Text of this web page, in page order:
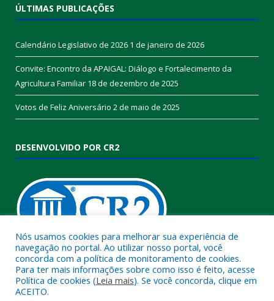
ÚLTIMAS PUBLICAÇÕES
Calendário Legislativo de 2026 1 de janeiro de 2026
Convite: Encontro da APAIGAL: Diálogo e Fortalecimento da
Agricultura Familiar 18 de dezembro de 2025
Votos de Feliz Aniversário 2 de maio de 2025
DESENVOLVIDO POR CR2
Muito mais quecriar siteousistema para prefeituras!
Realizamos umaassessoriacompleta, onde garantimos em
contrato que todas as exigências das
Nós usamos cookies para melhorar sua experiência de
navegação no portal. Ao utilizar nosso portal, você
concorda com a política de monitoramento de cookies.
Para ter mais informações sobre como isso é feito, acesse
Política de cookies (Leia mais). Se você concorda, clique em
ACEITO.